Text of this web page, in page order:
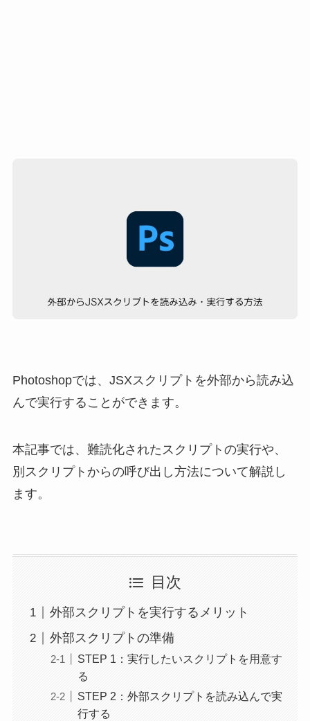
Photoshopでは、JSXスクリプトを外部から読み込
んで実行することができます。
本記事では、難読化されたスクリプトの実行や、
別スクリプトからの呼び出し方法について解説し
ます。
目次
外部スクリプトを実行するメリット
外部スクリプトの準備
STEP 1：実行したいスクリプトを用意す
る
STEP 2：外部スクリプトを読み込んで実
行する